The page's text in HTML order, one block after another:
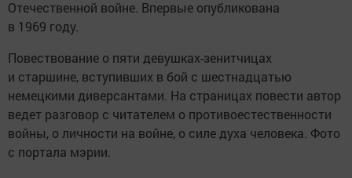
Отечественной войне. Впервые опубликована
в 1969 году.
Повествование о пяти девушках-зенитчицах
и старшине, вступивших в бой с шестнадцатью
немецкими диверсантами. На страницах повести автор
ведет разговор с читателем о противоестественности
войны, о личности на войне, о силе духа человека. Фото
с портала мэрии.